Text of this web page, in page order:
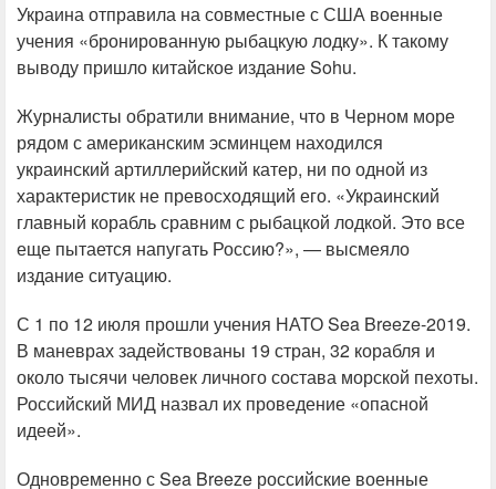
Украина отправила на совместные с США военные
учения «бронированную рыбацкую лодку». К такому
выводу пришло китайское издание Sohu.
Журналисты обратили внимание, что в Черном море
рядом с американским эсминцем находился
украинский артиллерийский катер, ни по одной из
характеристик не превосходящий его. «Украинский
главный корабль сравним с рыбацкой лодкой. Это все
еще пытается напугать Россию?», — высмеяло
издание ситуацию.
С 1 по 12 июля прошли учения НАТО Sea Breeze-2019.
В маневрах задействованы 19 стран, 32 корабля и
около тысячи человек личного состава морской пехоты.
Российский МИД назвал их проведение «опасной
идеей».
Одновременно с Sea Breeze российские военные